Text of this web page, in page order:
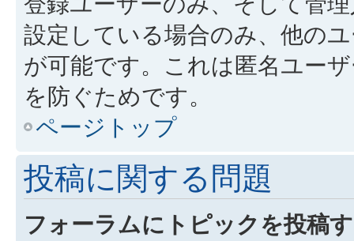
設定している場合のみ、他の
が可能です。これは匿名ユー
を防ぐためです。
ページトップ
投稿に関する問題
フォーラムにトピックを投稿